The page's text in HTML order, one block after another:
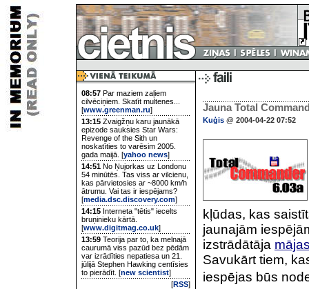
08:57 Par maziem zaļiem
cilvēciņiem. Skatīt multenes...
[www.greenman.ru]
13:15 Zvaigžņu karu jaunākā
epizode sauksies Star Wars:
Revenge of the Sith un
noskatīties to varēsim 2005.
gada maijā. [yahoo news]
14:51 No Ņujorkas uz Londonu
54 minūtēs. Tas viss ar vilcienu,
kas pārvietosies ar ~8000 km/h
ātrumu. Vai tas ir iespējams?
[media.dsc.discovery.com]
14:15 Interneta "tētis" iecelts
bruņinieku kārtā.
[www.digitmag.co.uk]
13:59 Teorija par to, ka melnajā
caurumā viss pazūd bez pēdām
var izrādīties nepatiesa un 21.
jūlijā Stephen Hawking centīsies
to pierādīt. [new scientist]
[RSS]
Jauna Total
Kuģis @ 2004-04-22 07:52
kļūdas, kas
jaunajām
izstrādātāja
Savukārt tiem,
iespējas būs